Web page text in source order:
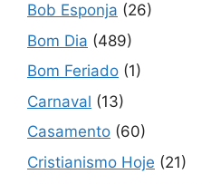
Bob Esponja (26)
Bom Dia (489)
Bom Feriado (1)
Carnaval (13)
Casamento (60)
Cristianismo Hoje (21)